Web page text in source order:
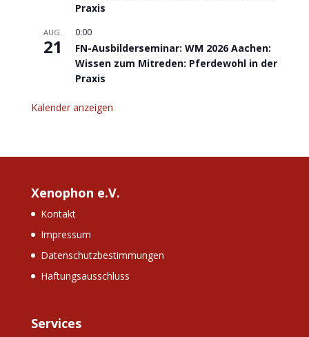
Praxis
AUG.
21
0:00
FN-Ausbilderseminar: WM 2026 Aachen:
Wissen zum Mitreden: Pferdewohl in der
Praxis
Kalender anzeigen
Xenophon e.V.
Kontakt
Impressum
Datenschutzbestimmungen
Haftungsausschluss
Services